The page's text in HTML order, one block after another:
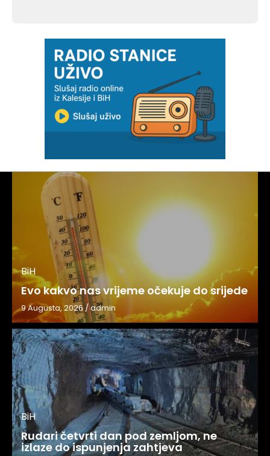
BiH
Evo kakvo nas vrijeme očekuje do srijede
9 Augusta, 2026/admin
BiH
Rudari četvrti dan pod zemljom, ne
izlaze do ispunjenja zahtjeva